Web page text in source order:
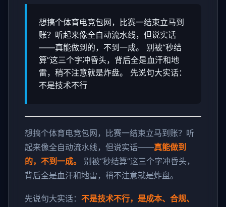
想搞个体育电竞包网，比赛一结束立马到
账？听起来像全自动流水线，但说实话
——真能做到的，不到一成。 别被“秒结
算”这三个字冲昏头，背后全是血汗和地
雷，稍不注意就是炸盘。 先说句大实话：
不是技术不行
想搞个体育电竞包网，比赛一结束立马到账？听
起来像全自动流水线，但说实话——真能做到
的，不到一成。
别被“秒结算”这三个字冲昏头，
背后全是血汗和地雷，稍不注意就是炸盘。
先说句大实话： 不是技术不行，是成本、合规、